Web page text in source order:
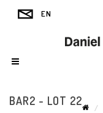
BAR2 - LOT 22